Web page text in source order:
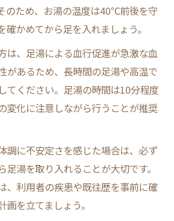
のため、お湯の温度は40℃前後を守
確かめてから足を入れましょう。
は、足湯による血行促進が急激な血
があるため、長時間の足湯や高温で
てください。足湯の時間は10分程度
変化に注意しながら行うことが推奨
調に不安定さを感じた場合は、必ず
足湯を取り入れることが大切です。
、利用者の疾患や既往歴を事前に確
を立てましょう。